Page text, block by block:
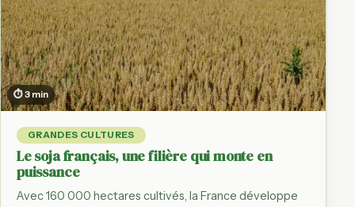
⏱ 3 min
GRANDES CULTURES
Le soja français, une filière qui monte en
puissance
Avec 160 000 hectares cultivés, la France développe